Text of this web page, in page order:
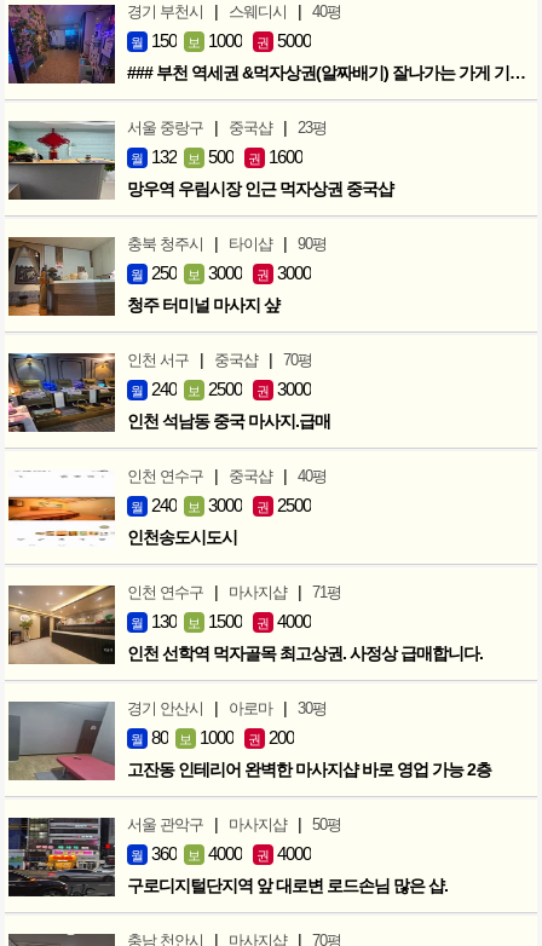
경기 부천시 | 스웨디시 | 40평
월 150 보 1000 권 5000
### 부천 역세권 &먹자상권(알짜배기) 잘나가는 가게 기회입니다 ###
서울 중랑구 | 중국샵 | 23평
월 132 보 500 권 1600
망우역 우림시장 인근 먹자상권 중국샵
충북 청주시 | 타이샵 | 90평
월 250 보 3000 권 3000
청주 터미널 마사지 샾
인천 서구 | 중국샵 | 70평
월 240 보 2500 권 3000
인천 석남동 중국 마사지.급매
인천 연수구 | 중국샵 | 40평
월 240 보 3000 권 2500
인천송도시도시
인천 연수구 | 마사지샵 | 71평
월 130 보 1500 권 4000
인천 선학역 먹자골목 최고상권. 사정상 급매합니다.
경기 안산시 | 아로마 | 30평
월 80 보 1000 권 200
고잔동 인테리어 완벽한 마사지샵 바로 영업 가능 2층
서울 관악구 | 마사지샵 | 50평
월 360 보 4000 권 4000
구로디지털단지역 앞 대로변 로드손님 많은 샵.
충남 천안시 | 마사지샵 | 70평